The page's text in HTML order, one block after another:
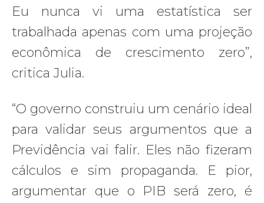
Eu nunca vi uma estatística ser
trabalhada apenas com uma projeção
econômica de crescimento zero”,
critica Julia.
“O governo construiu um cenário ideal
para validar seus argumentos que a
Previdência vai falir. Eles não fizeram
cálculos e sim propaganda. E pior,
argumentar que o PIB será zero, é